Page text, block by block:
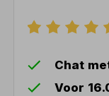
Chat
Voor